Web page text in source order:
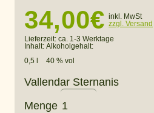
34,00€ inkl. MwSt
zzgl. Versand
Lieferzeit: ca. 1-3 Werktage
Inhalt:
0,5 l
Alkoholgehalt:
40 % vol
Vallendar Sternanis
Menge